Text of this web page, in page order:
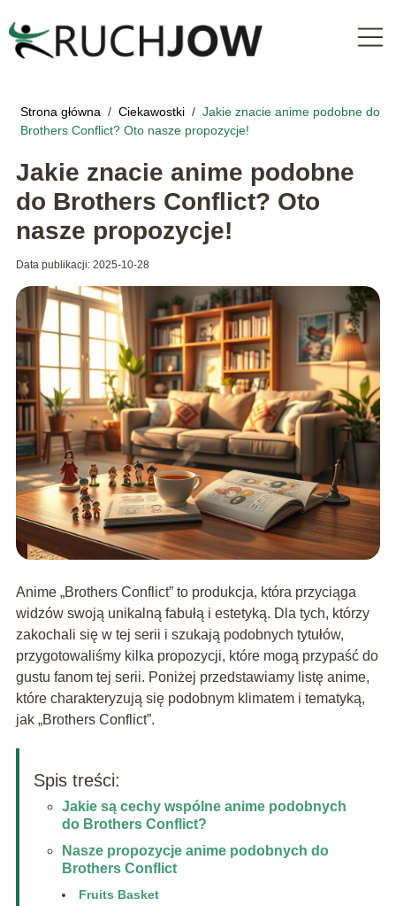
Strona główna / Ciekawostki / Jakie znacie anime podobne do
Brothers Conflict? Oto nasze propozycje!
Jakie znacie anime podobne
do Brothers Conflict? Oto
nasze propozycje!
Data publikacji: 2025-10-28
Anime „Brothers Conflict” to produkcja, która przyciąga
widzów swoją unikalną fabułą i estetyką. Dla tych, którzy
zakochali się w tej serii i szukają podobnych tytułów,
przygotowaliśmy kilka propozycji, które mogą przypaść do
gustu fanom tej serii. Poniżej przedstawiamy listę anime,
które charakteryzują się podobnym klimatem i tematyką,
jak „Brothers Conflict”.
Spis treści:
Jakie są cechy wspólne anime podobnych
do Brothers Conflict?
Nasze propozycje anime podobnych do
Brothers Conflict
Fruits Basket